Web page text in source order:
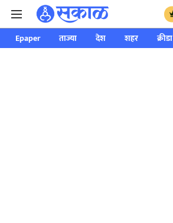
Epaper ताज्या देश शहर क्रीडा